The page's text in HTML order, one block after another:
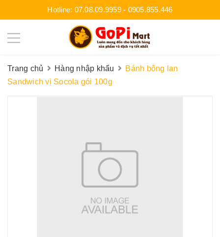
Hotline: 07.08.09.9959- 0905.855.446
Trang chủ Hàng nhập khẩu
Bánh bông lan
Sandwich vị Socola gói 100g